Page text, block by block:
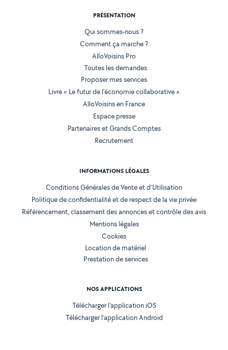
PRÉSENTATION
Qui sommes-nous ?
Comment ça marche ?
AlloVoisins Pro
Toutes les demandes
Proposer mes services
Livre « Le futur de l'économie collaborative »
AlloVoisins en France
Espace presse
Partenaires et Grands Comptes
Recrutement
INFORMATIONS LÉGALES
Conditions Générales de Vente et d'Utilisation
Politique de confidentialité et de respect de la vie privée
Référencement, classement des annonces et contrôle des avis
Mentions légales
Cookies
Location de matériel
Prestation de services
NOS APPLICATIONS
Télécharger l’application iOS
Télécharger l’application Android